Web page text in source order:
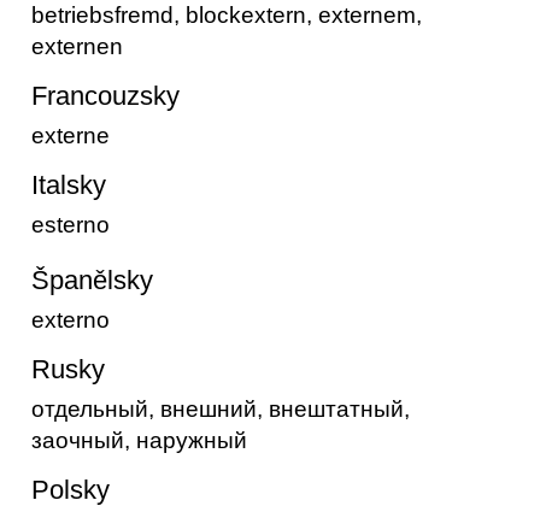
betriebsfremd, blockextern, externem,
externen
Francouzsky
externe
Italsky
esterno
Španělsky
externo
Rusky
отдельный, внешний, внештатный,
заочный, наружный
Polsky